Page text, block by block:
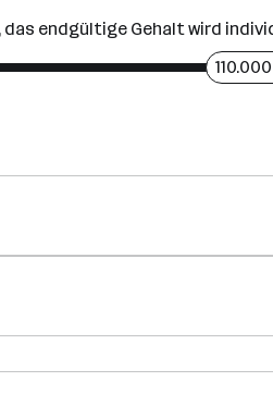
das endgültige Gehalt wird